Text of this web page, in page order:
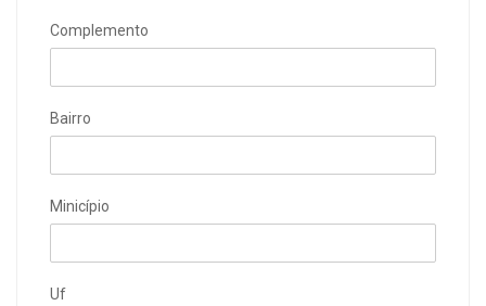
Complemento
Bairro
Minicípio
Uf